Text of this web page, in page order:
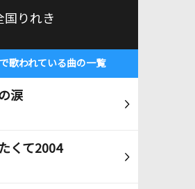
国りれき
歌われている曲の一覧
涙
くて2004